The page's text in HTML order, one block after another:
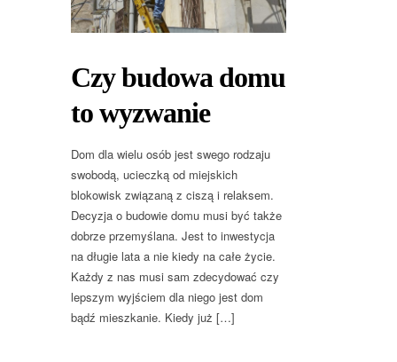
Czy budowa domu
to wyzwanie
Dom dla wielu osób jest swego rodzaju
swobodą, ucieczką od miejskich
blokowisk związaną z ciszą i relaksem.
Decyzja o budowie domu musi być także
dobrze przemyślana. Jest to inwestycja
na długie lata a nie kiedy na całe życie.
Każdy z nas musi sam zdecydować czy
lepszym wyjściem dla niego jest dom
bądź mieszkanie. Kiedy już […]